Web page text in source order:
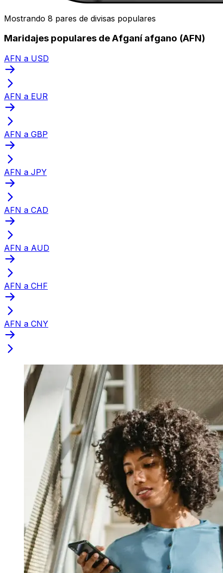
Mostrando 8 pares de divisas populares
Maridajes populares de Afganí afgano (AFN)
AFN a USD
AFN a EUR
AFN a GBP
AFN a JPY
AFN a CAD
AFN a AUD
AFN a CHF
AFN a CNY